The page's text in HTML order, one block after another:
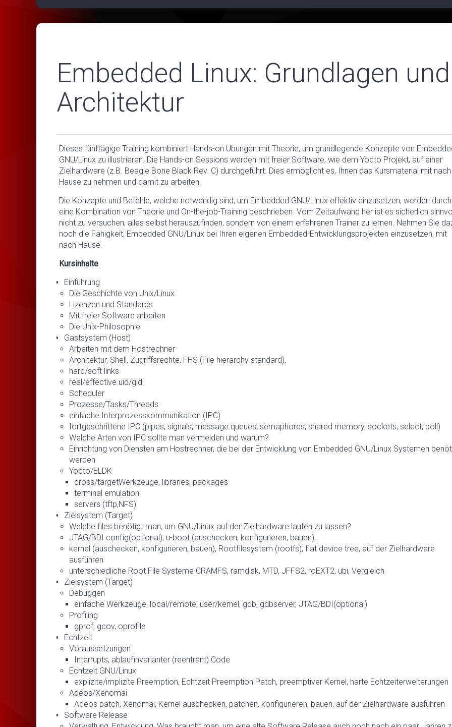
Embedded Linux: Grundlagen und
Architektur
Dieses fünftägige Training kombiniert Hands-on Übungen mit Theorie, um grundlegende Konzepte von
GNU/Linux zu illustrieren. Die Hands-on Sessions werden mit freier Software, wie dem Yocto Projekt, auf einer
Zielhardware (z.B. Beagle Bone Black Rev. C) durchgeführt. Dies ermöglicht es, Ihnen das Kursmaterial mit nach
Hause zu nehmen und damit zu arbeiten.
Die Konzepte und Befehle, welche notwendig sind, um Embedded GNU/Linux effektiv einzusetzen, werden durch
eine Kombination von Theorie und On-the-job-Training beschrieben. Vom Zeitaufwand her ist es sicherlich
nicht zu versuchen, alles selbst herauszufinden, sondern von einem erfahrenen Trainer zu lernen. Nehmen Sie
noch die Fähigkeit, Embedded GNU/Linux bei Ihren eigenen Embedded-Entwicklungsprojekten einzusetzen, mit
nach Hause.
Kursinhalte
Einführung
Die Geschichte von Unix/Linux
Lizenzen und Standards
Mit freier Software arbeiten
Die Unix-Philosophie
Gastsystem (Host)
Arbeiten mit dem Hostrechner
Architektur, Shell, Zugriffsrechte, FHS (File hierarchy standard),
hard/soft links
real/effective uid/gid
Scheduler
Prozesse/Tasks/Threads
einfache Interprozesskommunikation (IPC)
fortgeschrittene IPC (pipes, signals, message queues, semaphores, shared memory, sockets, select, poll)
Welche Arten von IPC sollte man vermeiden und warum?
Einrichtung von Diensten am Hostrechner, die bei der Entwicklung von Embedded GNU/Linux Systemen
werden
Yocto/ELDK
cross/targetWerkzeuge, libraries, packages
terminal emulation
servers (tftp,NFS)
Zielsystem (Target)
Welche files benötigt man, um GNU/Linux auf der Zielhardware laufen zu lassen?
JTAG/BDI config(optional), u-boot (auschecken, konfigurieren, bauen),
kernel (auschecken, konfigurieren, bauen), Rootfilesystem (rootfs), flat device tree, auf der Zielhardware
ausführen
unterschiedliche Root File Systeme CRAMFS, ramdisk, MTD, JFFS2, roEXT2, ubi, Vergleich
Zielsystem (Target)
Debuggen
einfache Werkzeuge, local/remote, user/kernel, gdb, gdbserver, JTAG/BDI(optional)
Profiling
gprof, gcov, oprofile
Echtzeit
Voraussetzungen
Interrupts, ablaufinvarianter (reentrant) Code
Echtzeit GNU/Linux
explizite/implizite Preemption, Echtzeit Preemption Patch, preemptiver Kernel, harte Echtzeiterweiterungen
Adeos/Xenomai
Adeos patch, Xenomai, Kernel auschecken, patchen, konfigurieren, bauen, auf der Zielhardware ausführen
Software Release